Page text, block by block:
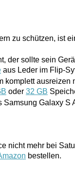
zu schützen, ist
der sollte sein
aus Leder im Flip-
komplett ausreizen
oder 32 GB
Samsung Galaxy S
nicht mehr bei
bestellen.